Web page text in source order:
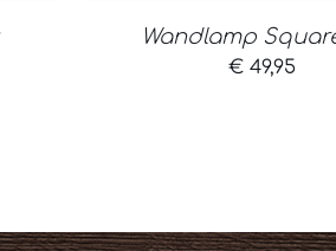
Wandlamp
€49,95